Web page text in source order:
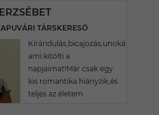
ERZSÉBET
TÁRSKERESŐ
ami kitölti a
napjaimat!Már csak egy
kis romantika hiányzik,és
teljes az életem